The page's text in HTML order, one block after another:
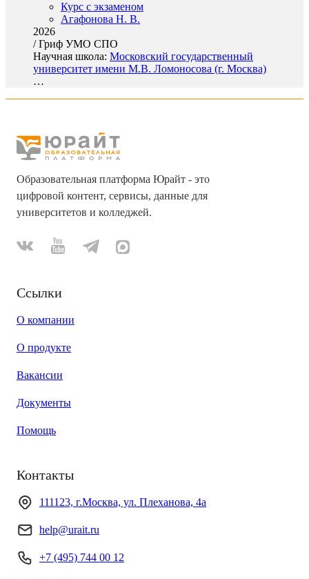
Курс с экзаменом
Агафонова Н. В.
2026
/Гриф УМО СПО
Научная школа: Московский государственный
университет имени М.В. Ломоносова (г. Москва)
…
Образовательная платформа Юрайт - это
цифровой контент, сервисы, данные для
университетов и колледжей.
Ссылки
О компании
О продукте
Вакансии
Документы
Помощь
Контакты
111123, г.Москва, ул. Плеханова, 4а
help@urait.ru
+7 (495) 744 00 12